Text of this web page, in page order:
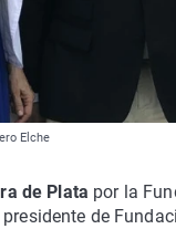
Elche
de Plata por la
de